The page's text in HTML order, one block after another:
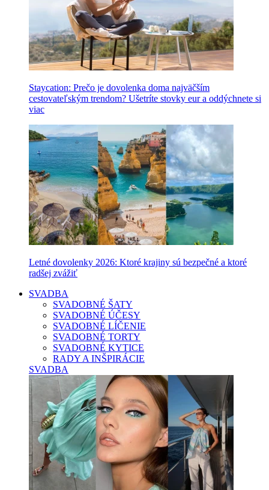
Staycation: Prečo je dovolenka doma najväčším
cestovateľským trendom? Ušetríte stovky eur a oddýchnete si
viac
Letné dovolenky 2026: Ktoré krajiny sú bezpečné a ktoré
radšej zvážiť
SVADBA
SVADOBNÉ ŠATY
SVADOBNÉ ÚČESY
SVADOBNÉ LÍČENIE
SVADOBNÉ TORTY
SVADOBNÉ KYTICE
RADY A INŠPIRÁCIE
SVADBA